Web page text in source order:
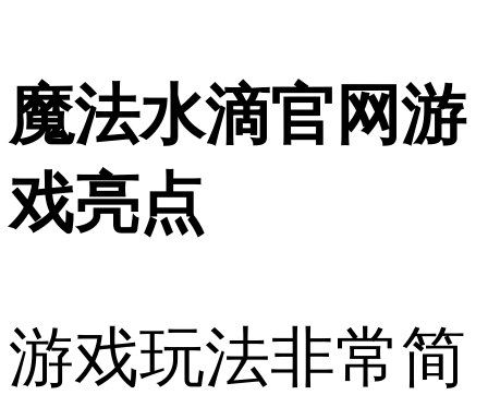
魔法水滴官网游
戏亮点
游戏玩法非常简